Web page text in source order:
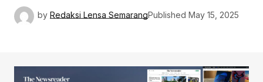
by Redaksi Lensa SemarangPublished May 15, 2025